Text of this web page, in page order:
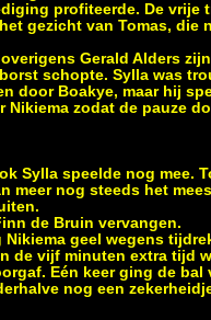
profiteerde. De vrije
gezicht van Tomas, die
Gerald Alders
schopte. Sylla was
door Boakye, maar hij
Nikiema zodat de pauze
Sylla speelde nog mee.
meer nog steeds het
de Bruin vervangen.
geel wegens
de vijf minuten extra tijd
Eén keer ging de bal
nog een